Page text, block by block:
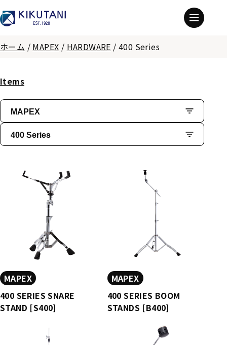
ホーム / MAPEX / HARDWARE /400 Series
Items
MAPEX
400 Series
MAPEX
400 SERIES SNARE
STAND [S400]
MAPEX
400 SERIES BOOM
STANDS [B400]